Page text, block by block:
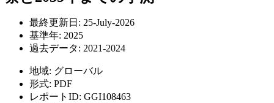
最終更新日: 25-July-2026
基準年: 2025
過去データ: 2021-2024
地域: グローバル
形式: PDF
レポートID: GGI108463